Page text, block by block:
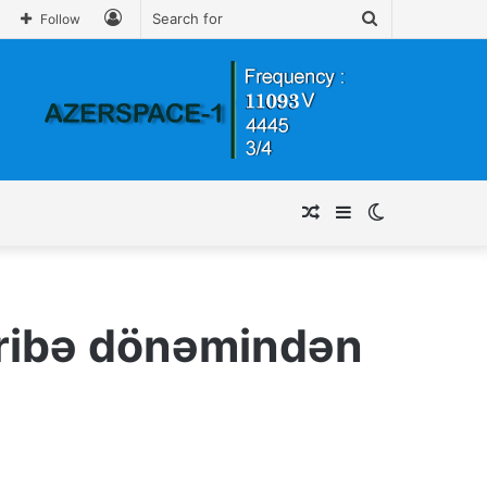
Follow
Sidebar
Random
dönəmindən